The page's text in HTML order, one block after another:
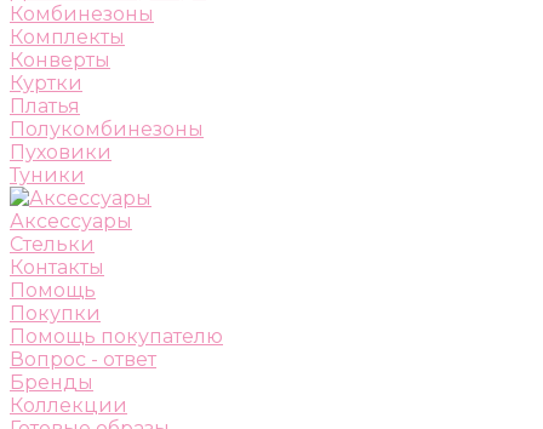
Комбинезоны
Комплекты
Конверты
Куртки
Платья
Полукомбинезоны
Пуховики
Туники
Аксессуары
Стельки
Контакты
Помощь
Покупки
Помощь покупателю
Вопрос - ответ
Бренды
Коллекции